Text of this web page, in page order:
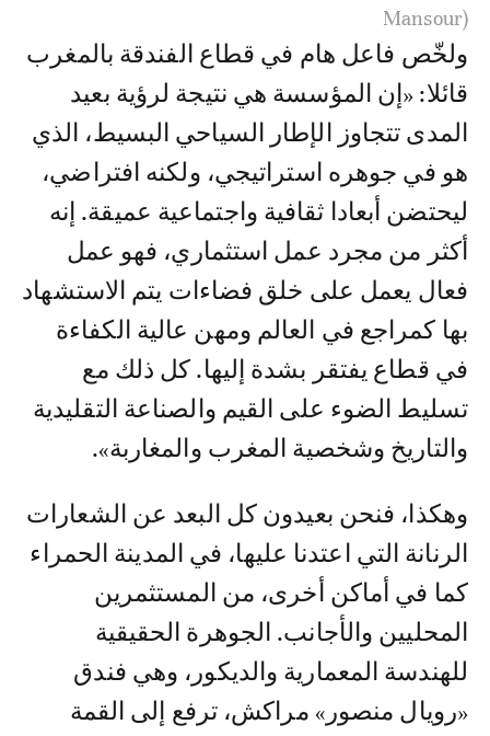
Mansour)
ولخّص فاعل هام في قطاع الفندقة بالمغرب
قائلا: «إن المؤسسة هي نتيجة لرؤية بعيد
المدى تتجاوز الإطار السياحي البسيط، الذي
هو في جوهره استراتيجي، ولكنه افتراضي،
ليحتضن أبعادا ثقافية واجتماعية عميقة. إنه
أكثر من مجرد عمل استثماري، فهو عمل
فعال يعمل على خلق فضاءات يتم الاستشهاد
بها كمراجع في العالم ومهن عالية الكفاءة
في قطاع يفتقر بشدة إليها. كل ذلك مع
تسليط الضوء على القيم والصناعة التقليدية
والتاريخ وشخصية المغرب والمغاربة».
وهكذا، فنحن بعيدون كل البعد عن الشعارات
الرنانة التي اعتدنا عليها، في المدينة الحمراء
كما في أماكن أخرى، من المستثمرين
المحليين والأجانب. الجوهرة الحقيقية
للهندسة المعمارية والديكور، وهي فندق
«رويال منصور» مراكش، ترفع إلى القمة